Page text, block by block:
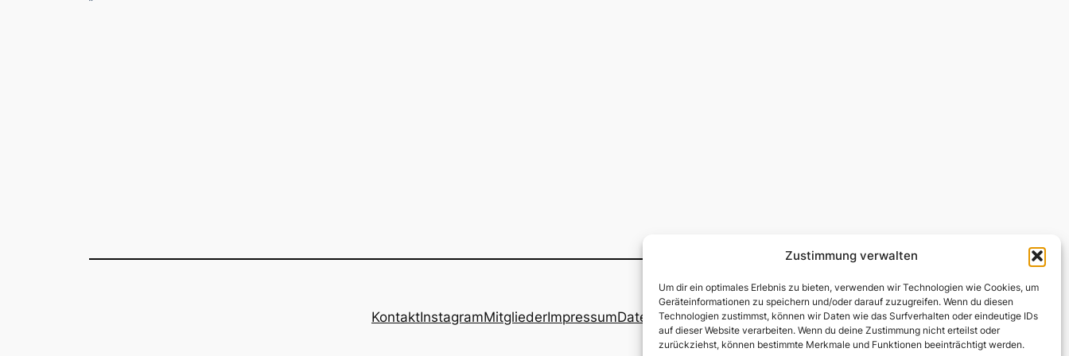
Zustimmung verwalten
Um dir ein optimales Erlebnis zu bieten, verwenden wir Technologien wie Cookies, um
Geräteinformationen zu speichern und/oder darauf zuzugreifen. Wenn du diesen
Technologien zustimmst, können wir Daten wie das Surfverhalten oder eindeutige IDs
auf dieser Website verarbeiten. Wenn du deine Zustimmung nicht erteilst oder
zurückziehst, können bestimmte Merkmale und Funktionen beeinträchtigt werden.
KontaktInstagramMitgliederImpressumDatenschutz